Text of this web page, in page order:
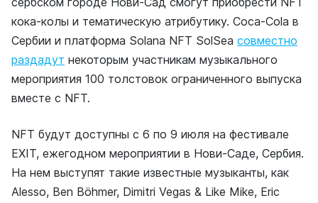
кока-колы и тематическую атрибутику. Coca-Cola в
Сербии и платформа Solana NFT SolSea совместно
раздадут некоторым участникам музыкального
мероприятия 100 толстовок ограниченного выпуска
вместе с NFT.
NFT будут доступны с 6 по 9 июля на фестивале
EXIT, ежегодном мероприятии в Нови-Саде, Сербия.
На нем выступят такие известные музыканты, как
Alesso, Ben Böhmer, Dimitri Vegas & Like Mike, Eric